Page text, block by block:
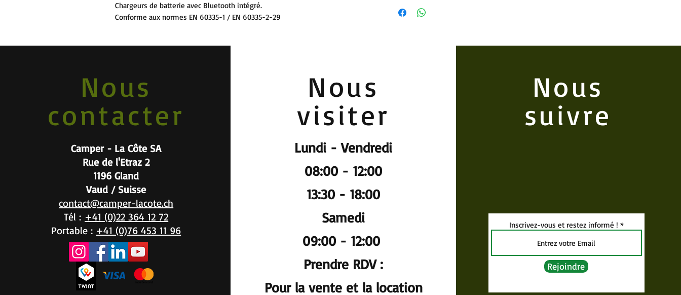
Chargeurs de batterie avec Bluetooth intégré.
Conforme aux normes EN 60335-1 / EN 60335-2-29
Nous
contacter
Camper - La Côte SA
Rue de l'Etraz 2
1196 Gland
Vaud / Suisse
contact@camper-lacote.ch
Tél : +41 (0)22 364 12 72
Portable : +41 (0)76 453 11 96
Nous
visiter
Lundi - Vendredi
08:00 - 12:00
13:30 - 18:00
Samedi
09:00 - 12:00
Prendre RDV :
Pour la vente et la location
Nous
suivre
Inscrivez-vous et restez informé !
Rejoindre